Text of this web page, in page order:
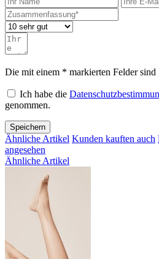
Die mit einem * markierten Felder sind
Ich habe die
genommen.
Speichern
Ähnliche Artikel Kunden kauften auch
angesehen
Ähnliche Artikel